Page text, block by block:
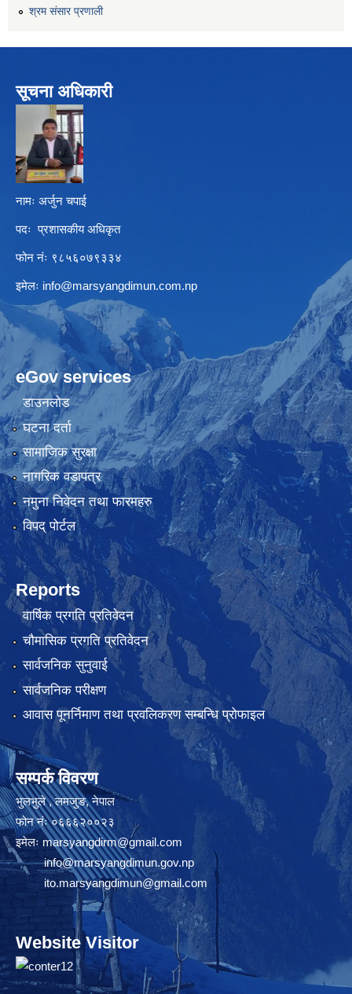
श्रम संसार प्रणाली
सूचना अधिकारी
नामः अर्जुन चपाई
पदः प्रशासकीय अधिकृत
फोन नंः ९८५६०७९३३४
इमेलः info@marsyangdimun.com.np
eGov services
डाउनलोड
घटना दर्ता
सामाजिक सुरक्षा
नागरिक वडापत्र
नमुना निवेदन तथा फारमहरु
विपद् पोर्टल
Reports
वार्षिक प्रगति प्रतिवेदन
चौमासिक प्रगति प्रतिवेदन
सार्वजनिक सुनुवाई
सार्वजनिक परीक्षण
आवास पूनर्निमाण तथा प्रवलिकरण सम्बन्धि प्रोफाइल
सम्पर्क विवरण
भुलभुले , लमजुङ, नेपाल
फोन नंः ०६६६२००२३
इमेलः marsyangdirm@gmail.com
info@marsyangdimun.gov.np
ito.marsyangdimun@gmail.com
Website Visitor